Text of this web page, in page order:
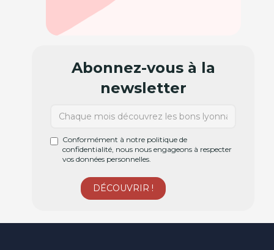
Abonnez-vous à la
newsletter
Conformément à notre politique de
confidentialité, nous nous engageons à respecter
vos données personnelles.